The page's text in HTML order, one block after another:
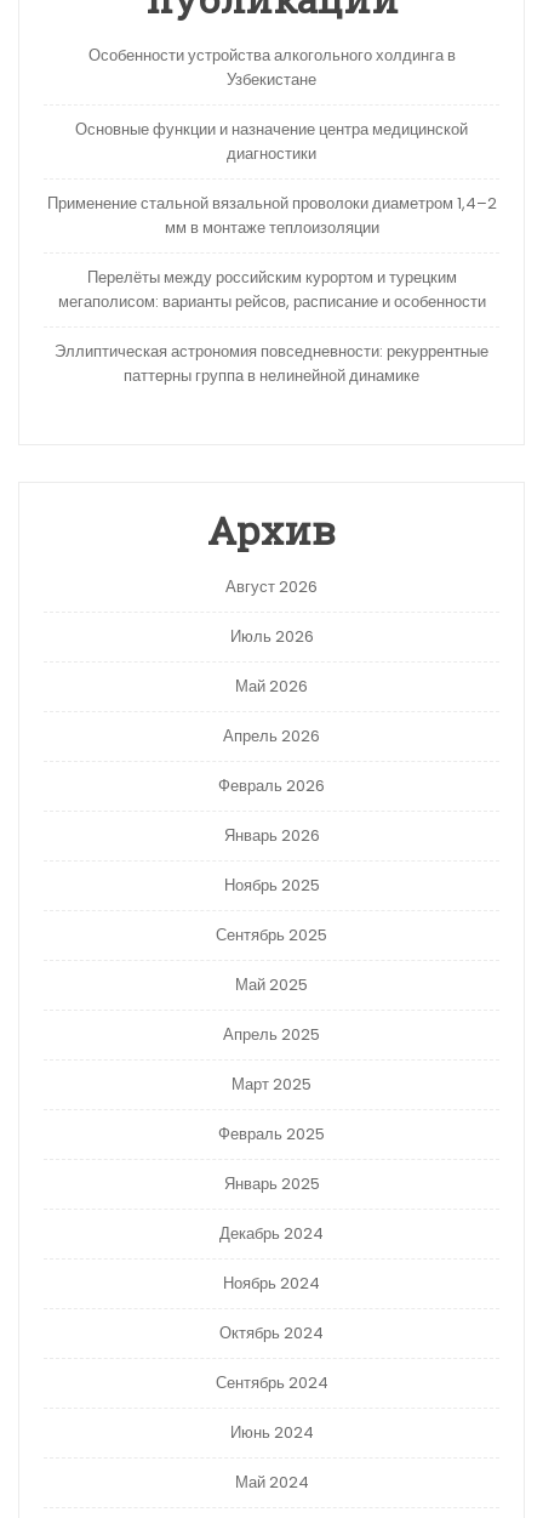
Особенности устройства алкогольного холдинга в
Узбекистане
Основные функции и назначение центра медицинской
диагностики
Применение стальной вязальной проволоки диаметром 1,4–2
мм в монтаже теплоизоляции
Перелёты между российским курортом и турецким
мегаполисом: варианты рейсов, расписание и особенности
Эллиптическая астрономия повседневности: рекуррентные
паттерны группа в нелинейной динамике
Архив
Август 2026
Июль 2026
Май 2026
Апрель 2026
Февраль 2026
Январь 2026
Ноябрь 2025
Сентябрь 2025
Май 2025
Апрель 2025
Март 2025
Февраль 2025
Январь 2025
Декабрь 2024
Ноябрь 2024
Октябрь 2024
Сентябрь 2024
Июнь 2024
Май 2024